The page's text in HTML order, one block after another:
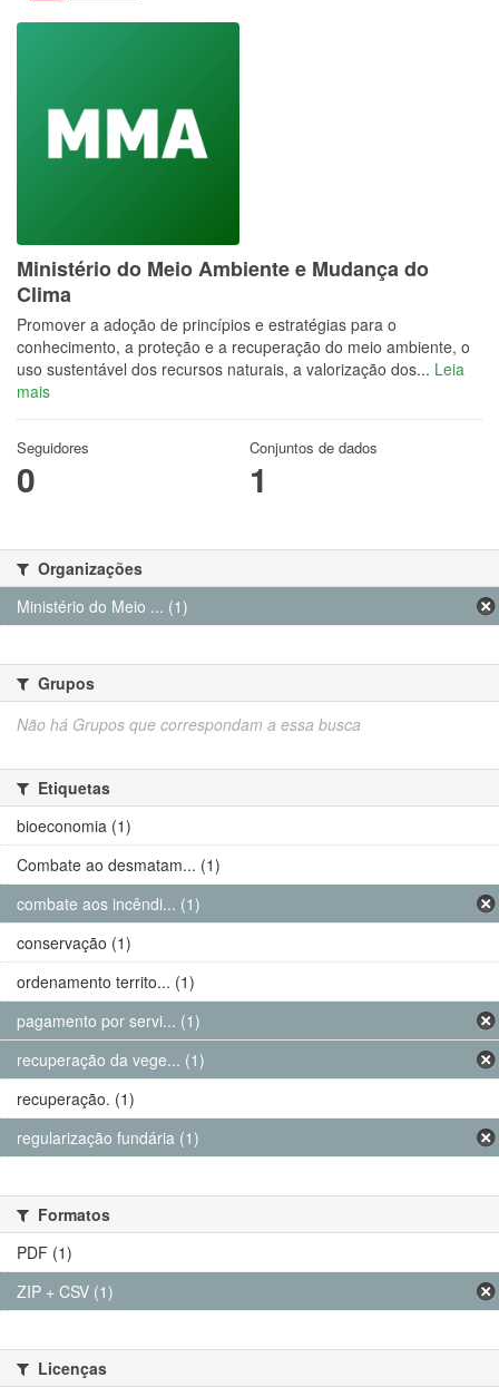
Ministério do Meio Ambiente e Mudança do
Clima
Promover a adoção de princípios e estratégias para o
conhecimento, a proteção e a recuperação do meio ambiente, o
uso sustentável dos recursos naturais, a valorização dos... Leia
mais
Seguidores
0
Conjuntos de dados
1
Organizações
Ministério do Meio ... (1)
Grupos
Não há Grupos que correspondam a essa busca
Etiquetas
bioeconomia (1)
Combate ao desmatam... (1)
combate aos incêndi... (1)
conservação (1)
ordenamento territo... (1)
pagamento por servi... (1)
recuperação da vege... (1)
recuperação. (1)
regularização fundária (1)
Formatos
PDF (1)
ZIP + CSV (1)
Licenças